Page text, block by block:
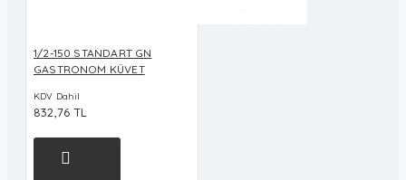
1/2-150 STANDART GN
GASTRONOM KÜVET
KDV Dahil
832,76 TL